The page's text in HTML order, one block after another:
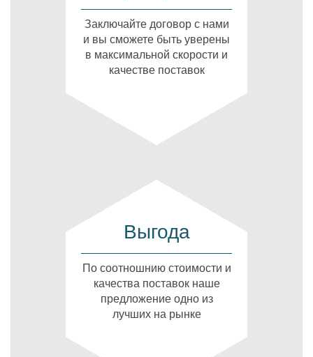
Заключайте договор с нами
и вы сможете быть уверены
в максимальной скорости и
качестве поставок
Выгода
По соотношнию стоимости и
качества поставок наше
предложение одно из
лучших на рынке